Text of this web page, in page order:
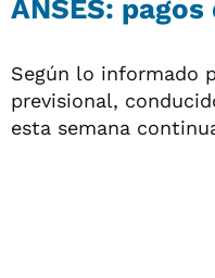
ANSES:
Según lo informado
previsional,
esta semana